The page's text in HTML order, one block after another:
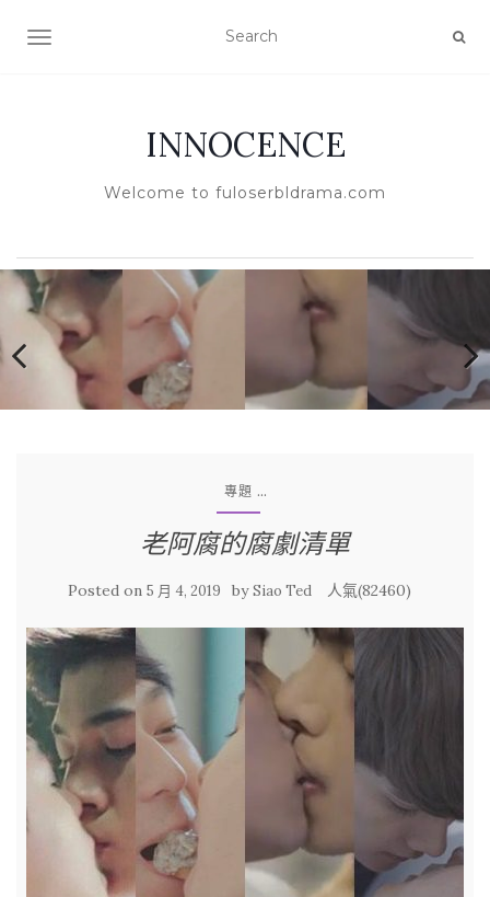
TOGGLE NAVIGATION
INNOCENCE
Welcome to fuloserbldrama.com
專題 ...
老阿腐的腐劇清單
Posted on 5 月 4, 2019 bySiao Ted 人氣(82460)